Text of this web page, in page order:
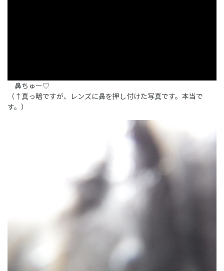
鼻ちゅー♡
（↑真っ暗ですが、レンズに鼻を押し付けた写真です。本当で
す。）